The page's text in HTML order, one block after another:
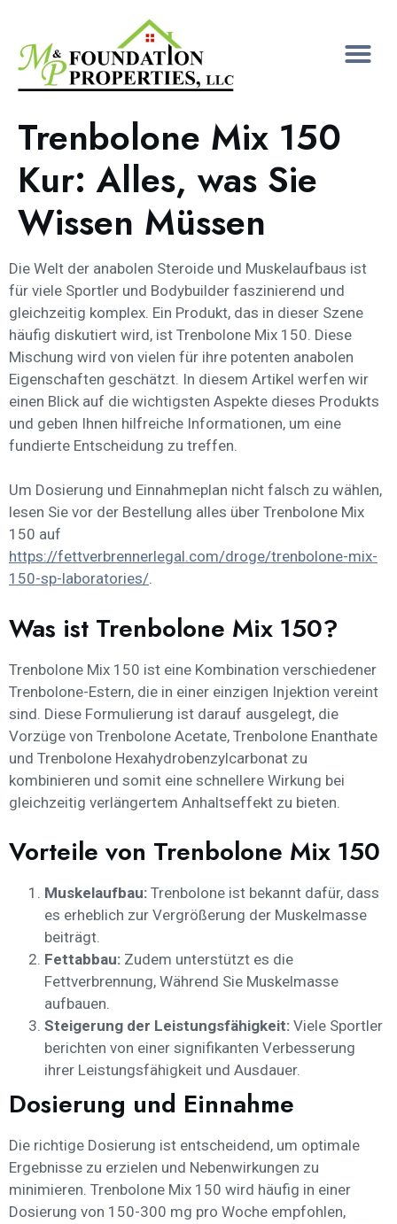
Trenbolone Mix 150
Kur: Alles, was Sie
Wissen Müssen
Die Welt der anabolen Steroide und Muskelaufbaus ist
für viele Sportler und Bodybuilder faszinierend und
gleichzeitig komplex. Ein Produkt, das in dieser Szene
häufig diskutiert wird, ist Trenbolone Mix 150. Diese
Mischung wird von vielen für ihre potenten anabolen
Eigenschaften geschätzt. In diesem Artikel werfen wir
einen Blick auf die wichtigsten Aspekte dieses Produkts
und geben Ihnen hilfreiche Informationen, um eine
fundierte Entscheidung zu treffen.
Um Dosierung und Einnahmeplan nicht falsch zu wählen,
lesen Sie vor der Bestellung alles über Trenbolone Mix
150 auf
https://fettverbrennerlegal.com/droge/trenbolone-mix-
150-sp-laboratories/.
Was ist Trenbolone Mix 150?
Trenbolone Mix 150 ist eine Kombination verschiedener
Trenbolone-Estern, die in einer einzigen Injektion vereint
sind. Diese Formulierung ist darauf ausgelegt, die
Vorzüge von Trenbolone Acetate, Trenbolone Enanthate
und Trenbolone Hexahydrobenzylcarbonat zu
kombinieren und somit eine schnellere Wirkung bei
gleichzeitig verlängertem Anhaltseffekt zu bieten.
Vorteile von Trenbolone Mix 150
Muskelaufbau: Trenbolone ist bekannt dafür, dass
es erheblich zur Vergrößerung der Muskelmasse
beiträgt.
Fettabbau: Zudem unterstützt es die
Fettverbrennung, Während Sie Muskelmasse
aufbauen.
Steigerung der Leistungsfähigkeit: Viele Sportler
berichten von einer signifikanten Verbesserung
ihrer Leistungsfähigkeit und Ausdauer.
Dosierung und Einnahme
Die richtige Dosierung ist entscheidend, um optimale
Ergebnisse zu erzielen und Nebenwirkungen zu
minimieren. Trenbolone Mix 150 wird häufig in einer
Dosierung von 150-300 mg pro Woche empfohlen,